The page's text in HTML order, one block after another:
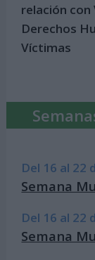
relación con
Derechos
Víctimas
Del 16 al 22
Semana
Del 16 al 22
Semana